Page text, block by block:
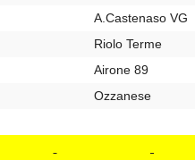
A.Castenaso VG
Riolo Terme
Airone 89
Ozzanese